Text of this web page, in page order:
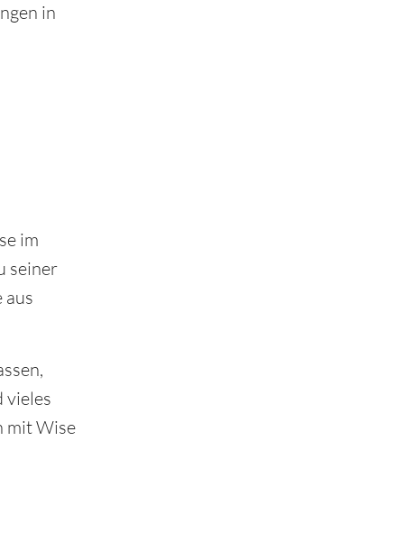
in
im
seiner
aus
vieles
mit Wise